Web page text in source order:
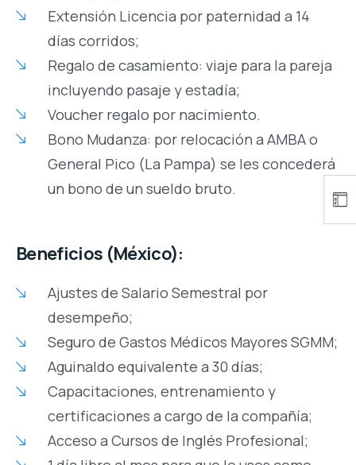
Extensión Licencia por paternidad a 14
días corridos;
Regalo de casamiento: viaje para la pareja
incluyendo pasaje y estadía;
Voucher regalo por nacimiento.
Bono Mudanza: por relocación a AMBA o
General Pico (La Pampa) se les concederá
un bono de un sueldo bruto.
Beneficios (México):
Ajustes de Salario Semestral por
desempeño;
Seguro de Gastos Médicos Mayores SGMM;
Aguinaldo equivalente a 30 días;
Capacitaciones, entrenamiento y
certificaciones a cargo de la compañía;
Acceso a Cursos de Inglés Profesional;